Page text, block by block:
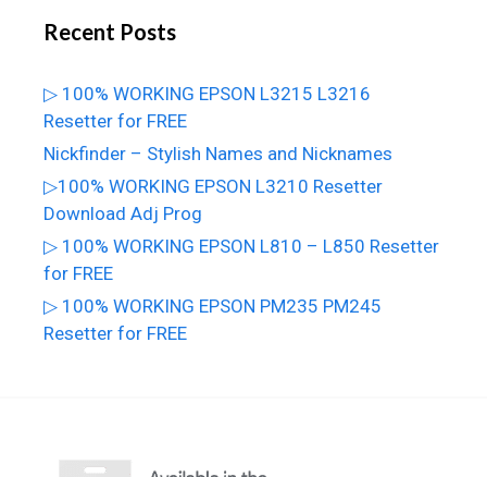
Recent Posts
▷ 100% WORKING EPSON L3215 L3216
Resetter for FREE
Nickfinder – Stylish Names and Nicknames
▷100% WORKING EPSON L3210 Resetter
Download Adj Prog
▷ 100% WORKING EPSON L810 – L850 Resetter
for FREE
▷ 100% WORKING EPSON PM235 PM245
Resetter for FREE